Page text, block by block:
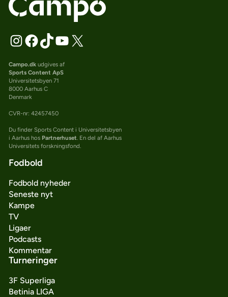
Campo.dkudgives af
Sports Content ApS
Universitetsbyen 71
8000 Aarhus C
Denmark
CVR-nr: 42457450
Du finder Sports Content i Universitetsbyen
i Aarhus hos Partnerhuset. En del af Aarhus
Universitets forskningsfond.
Fodbold
Fodbold nyheder
Seneste nyt
Kampe
TV
Ligaer
Podcasts
Kommentar
Turneringer
3F Superliga
Betinia LIGA